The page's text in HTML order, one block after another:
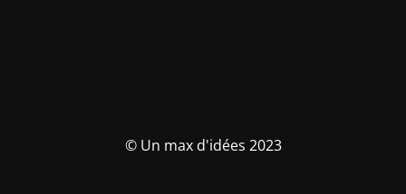
© Un max d'idées 2023